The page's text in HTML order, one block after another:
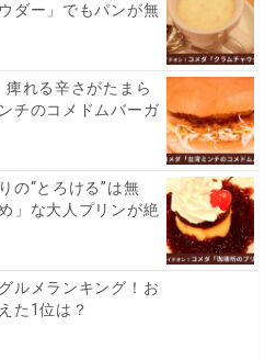
ダー」でもパンが無
痺れる辛さがたまら
チのコメドムバーガ
の“とろける”は無
」な大人プリンが絶
ルメランキング！お
た1位は？